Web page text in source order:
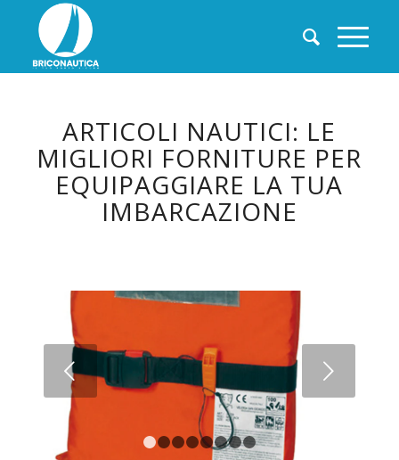
ARTICOLI NAUTICI: LE
MIGLIORI FORNITURE PER
EQUIPAGGIARE LA TUA
IMBARCAZIONE
Succ
1 2 3 4 5